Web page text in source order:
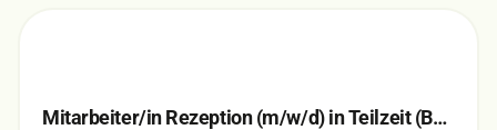
Mitarbeiter/in Rezeption (m/w/d) in Teilzeit (Bürogehilf(e/in))